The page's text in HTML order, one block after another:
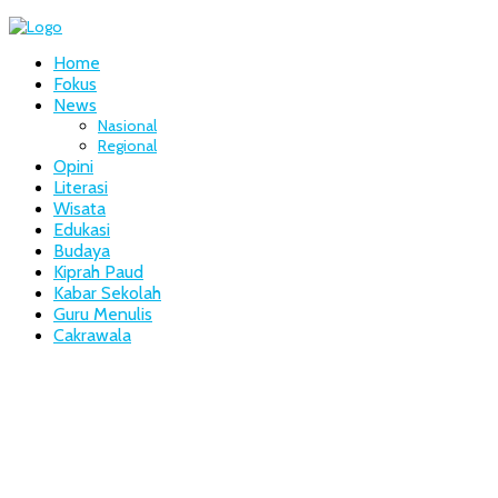
Home
Fokus
News
Nasional
Regional
Opini
Literasi
Wisata
Edukasi
Budaya
Kiprah Paud
Kabar Sekolah
Guru Menulis
Cakrawala